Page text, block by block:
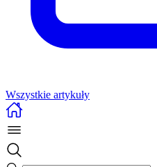
Wszystkie artykuły